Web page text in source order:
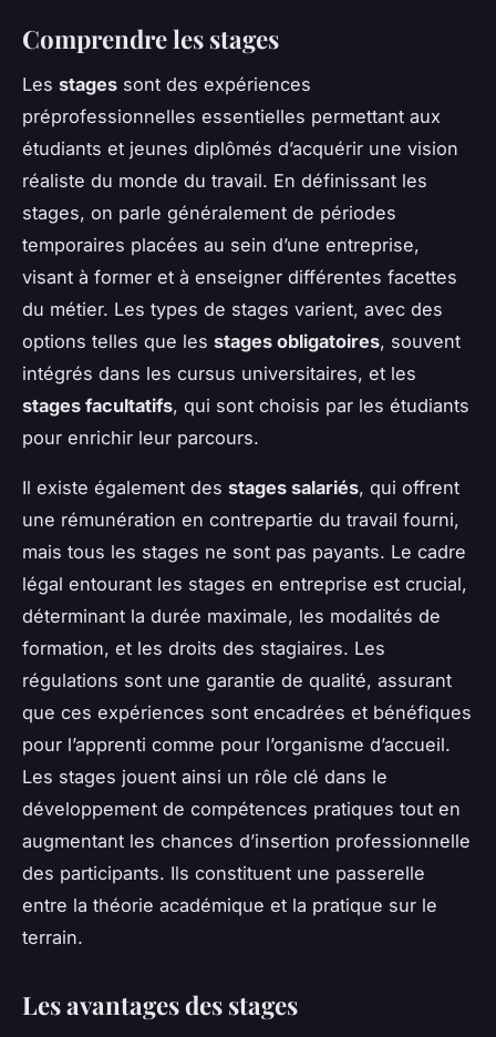
Comprendre les stages
Les stages sont des expériences
préprofessionnelles essentielles permettant aux
étudiants et jeunes diplômés d’acquérir une vision
réaliste du monde du travail. En définissant les
stages, on parle généralement de périodes
temporaires placées au sein d’une entreprise,
visant à former et à enseigner différentes facettes
du métier. Les types de stages varient, avec des
options telles que les stages obligatoires, souvent
intégrés dans les cursus universitaires, et les
stages facultatifs, qui sont choisis par les étudiants
pour enrichir leur parcours.
Il existe également des stages salariés, qui offrent
une rémunération en contrepartie du travail fourni,
mais tous les stages ne sont pas payants. Le cadre
légal entourant les stages en entreprise est crucial,
déterminant la durée maximale, les modalités de
formation, et les droits des stagiaires. Les
régulations sont une garantie de qualité, assurant
que ces expériences sont encadrées et bénéfiques
pour l’apprenti comme pour l’organisme d’accueil.
Les stages jouent ainsi un rôle clé dans le
développement de compétences pratiques tout en
augmentant les chances d’insertion professionnelle
des participants. Ils constituent une passerelle
entre la théorie académique et la pratique sur le
terrain.
Les avantages des stages